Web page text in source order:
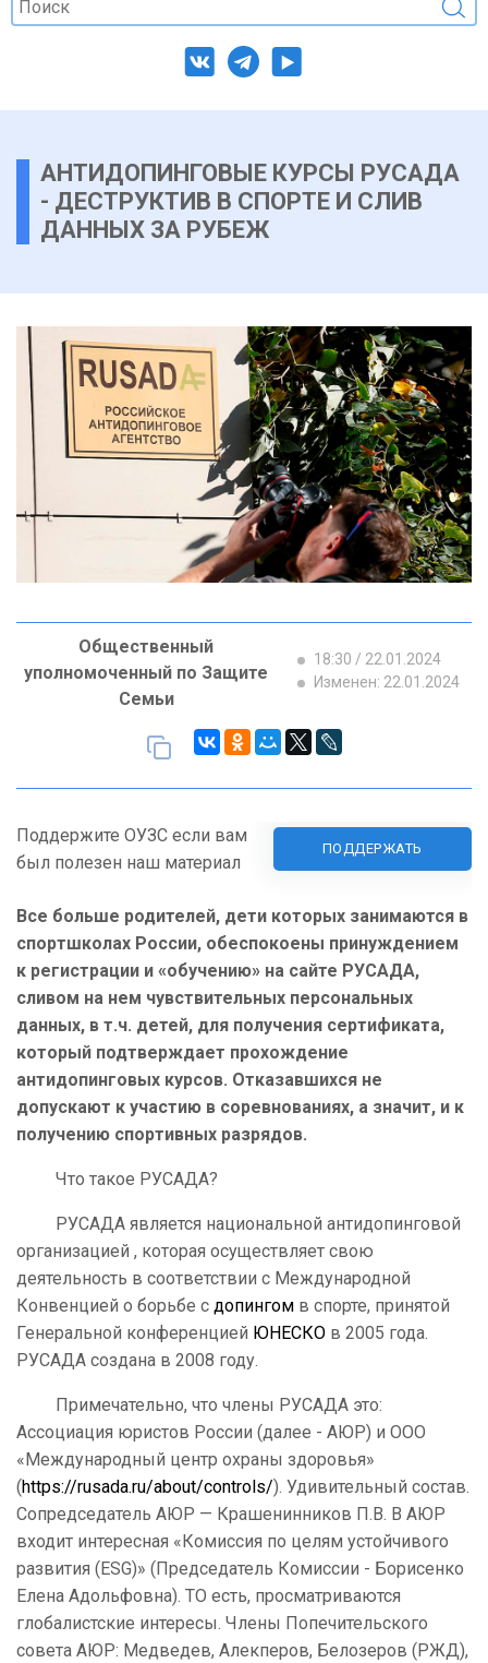
АНТИДОПИНГОВЫЕ КУРСЫ РУСАДА
- ДЕСТРУКТИВ В СПОРТЕ И СЛИВ
ДАННЫХ ЗА РУБЕЖ
Общественный
уполномоченный по Защите
Семьи
18:30 / 22.01.2024
Изменен: 22.01.2024
Поддержите ОУЗС если вам
был полезен наш материал
ПОДДЕРЖАТЬ
Все больше родителей, дети которых занимаются в
спортшколах России, обеспокоены принуждением
к регистрации и «обучению» на сайте РУСАДА,
сливом на нем чувствительных персональных
данных, в т.ч. детей, для получения сертификата,
который подтверждает прохождение
антидопинговых курсов. Отказавшихся не
допускают к участию в соревнованиях, а значит, и к
получению спортивных разрядов.
Что такое РУСАДА?
РУСАДА является национальной антидопинговой
организацией , которая осуществляет свою
деятельность в соответствии с Международной
Конвенцией о борьбе с допингом в спорте, принятой
Генеральной конференцией ЮНЕСКО в 2005 года.
РУСАДА создана в 2008 году.
Примечательно, что члены РУСАДА это:
Ассоциация юристов России (далее - АЮР) и ООО
«Международный центр охраны здоровья»
(https://rusada.ru/about/controls/). Удивительный состав.
Сопредседатель АЮР — Крашенинников П.В. В АЮР
входит интересная «Комиссия по целям устойчивого
развития (ESG)» (Председатель Комиссии - Борисенко
Елена Адольфовна). ТО есть, просматриваются
глобалистские интересы. Члены Попечительского
совета АЮР: Медведев, Алекперов, Белозеров (РЖД),